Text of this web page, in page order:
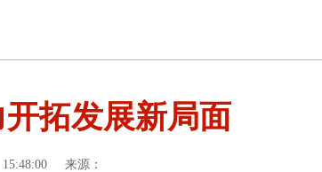
拓发展新局面
15:48:00 来源：